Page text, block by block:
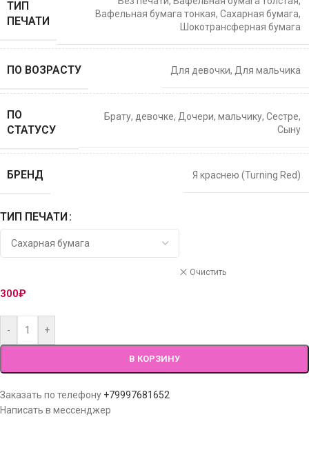
ТИП
ПЕЧАТИ
Вафельная бумага тонкая, Сахарная бумага,
Шокотрансферная бумага
ПО ВОЗРАСТУ Для девочки, Для мальчика
ПО
СТАТУСУ
Брату, девочке, Дочери, мальчику, Сестре,
Сыну
БРЕНД Я краснею (Turning Red)
ТИП ПЕЧАТИ
Очистить
300₽
- +
В КОРЗИНУ
Заказать по телефону +79997681652
Написать в мессенджер